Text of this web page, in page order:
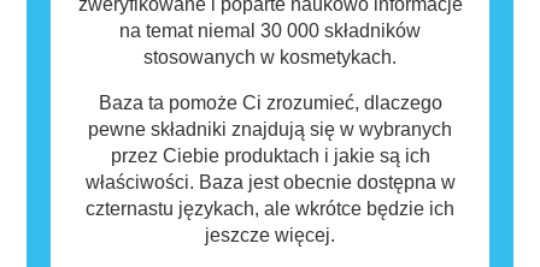
na temat niemal 30 000 składników
stosowanych w kosmetykach.
Baza ta pomoże Ci zrozumieć, dlaczego
pewne składniki znajdują się w wybranych
przez Ciebie produktach i jakie są ich
właściwości. Baza jest obecnie dostępna w
czternastu językach, ale wkrótce będzie ich
jeszcze więcej.